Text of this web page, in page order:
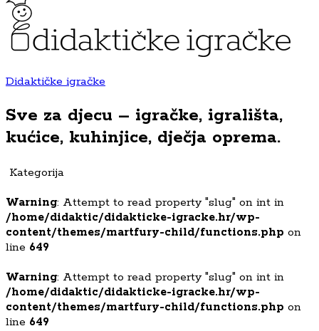
Didaktičke igračke
Sve za djecu – igračke, igrališta,
kućice, kuhinjice, dječja oprema.
Kategorija
Warning: Attempt to read property "slug" on int in
/home/didaktic/didakticke-igracke.hr/wp-
content/themes/martfury-child/functions.php on
line 649
Warning: Attempt to read property "slug" on int in
/home/didaktic/didakticke-igracke.hr/wp-
content/themes/martfury-child/functions.php on
line 649